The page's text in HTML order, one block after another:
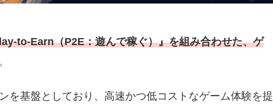
to-Earn（P2E：遊んで稼ぐ）』を組み合わせた、ゲ
を基盤としており、高速かつ低コストなゲーム体験を提